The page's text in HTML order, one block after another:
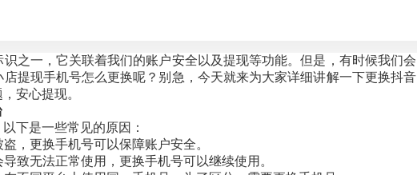
之一，它关联着我们的账户安全以及提现等功能。但是，有时候我们会
提现手机号怎么更换呢？别急，今天就来为大家详细讲解一下更换抖音
安心提现。
下是一些常见的原因：
，更换手机号可以保障账户安全。
导致无法正常使用，更换手机号可以继续使用。